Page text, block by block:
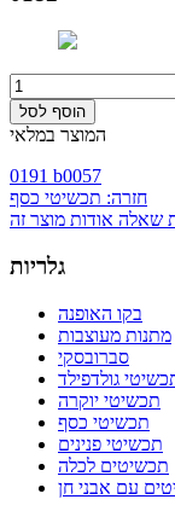
המוצר במלאי
0191 b0057
חזרה: תכשיטי כסף
שאלה אודות מוצר זה
גלריות
בקו האופנה
מתנות מעוצבות
סברובסקי
גולדפילד
תכשיטי יוקרה
תכשיטי כסף
תכשיטי פנינים
תכשיטים לכלה
עם אבני חן